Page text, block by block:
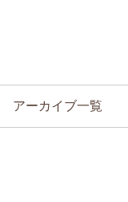
アーカイブ一覧